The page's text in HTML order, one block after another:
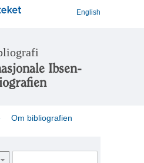
English
Ibsen-
Om bibliografien